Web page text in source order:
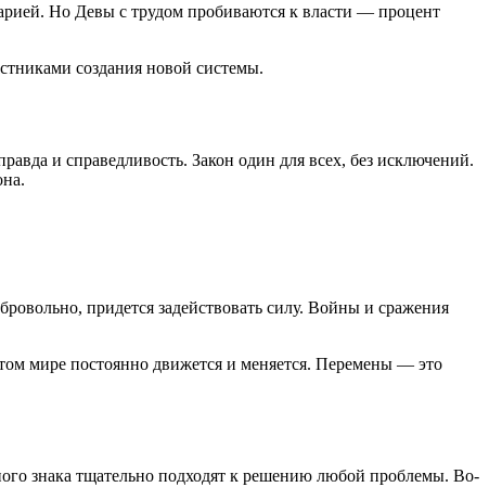
Но Девы с трудом пробиваются к власти — процент
создания новой системы.
и справедливость. Закон один для всех, без исключений.
придется задействовать силу. Войны и сражения
мире постоянно движется и меняется. Перемены — это
знака тщательно подходят к решению любой проблемы. Во-